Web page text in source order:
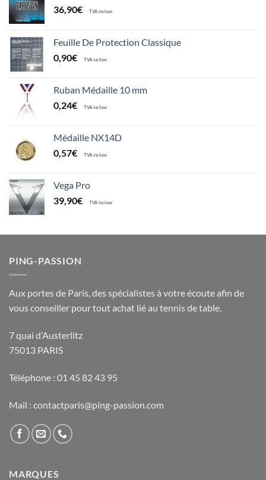
36,90€ TVA incluse
Feuille De Protection Classique
0,90€ TVA incluse
Ruban Médaille 10 mm
0,24€ TVA incluse
Médaille NX14D
0,57€ TVA incluse
Vega Pro
39,90€ TVA incluse
PING-PASSION
Aux portes de Paris, des spécialistes à votre écoute afin de
vous conseiller pour tout achat lié au tennis de table.
7 quai d’Austerlitz
75013 PARIS
Téléphone : 01 45 82 43 95
Mail : contactparis@ping-passion.com
MARQUES